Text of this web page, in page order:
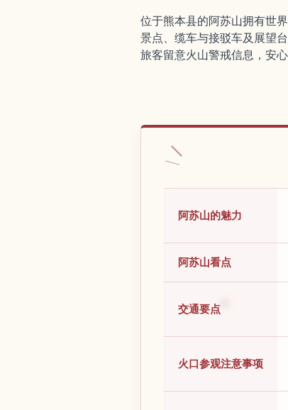
位于熊本县的阿苏山拥有世
景点、缆车与接驳车及展望
旅客留意火山警戒信息，安
阿苏山的魅力
阿苏山看点
交通要点
火口参观注意事项